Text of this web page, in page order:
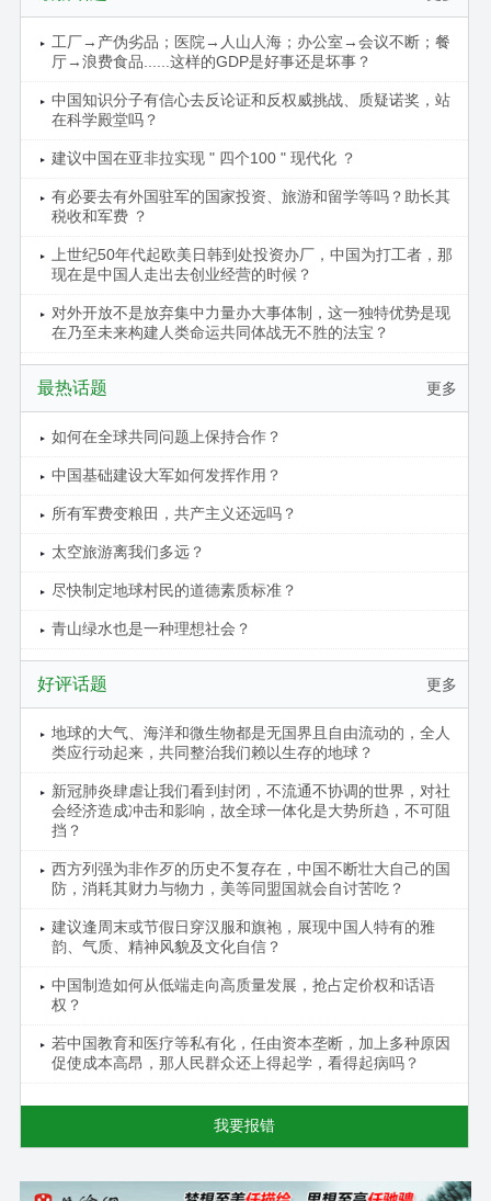
工厂→产伪劣品；医院→人山人海；办公室→会议不断；餐
厅→浪费食品......这样的GDP是好事还是坏事？
中国知识分子有信心去反论证和反权威挑战、质疑诺奖，站
在科学殿堂吗？
建议中国在亚非拉实现 " 四个100 " 现代化 ？
有必要去有外国驻军的国家投资、旅游和留学等吗？助长其
税收和军费 ？
上世纪50年代起欧美日韩到处投资办厂，中国为打工者，那
现在是中国人走出去创业经营的时候？
对外开放不是放弃集中力量办大事体制，这一独特优势是现
在乃至未来构建人类命运共同体战无不胜的法宝？
更多
最热话题
如何在全球共同问题上保持合作？
中国基础建设大军如何发挥作用？
所有军费变粮田，共产主义还远吗？
太空旅游离我们多远？
尽快制定地球村民的道德素质标准？
青山绿水也是一种理想社会？
更多
好评话题
地球的大气、海洋和微生物都是无国界且自由流动的，全人
类应行动起来，共同整治我们赖以生存的地球？
新冠肺炎肆虐让我们看到封闭，不流通不协调的世界，对社
会经济造成冲击和影响，故全球一体化是大势所趋，不可阻
挡？
西方列强为非作歹的历史不复存在，中国不断壮大自己的国
防，消耗其财力与物力，美等同盟国就会自讨苦吃？
建议逢周末或节假日穿汉服和旗袍，展现中国人特有的雅
韵、气质、精神风貌及文化自信？
中国制造如何从低端走向高质量发展，抢占定价权和话语
权？
若中国教育和医疗等私有化，任由资本垄断，加上多种原因
促使成本高昂，那人民群众还上得起学，看得起病吗？
我要报错